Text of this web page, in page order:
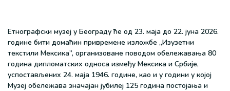
Етнографски музеј у Београду ће од 23. маја до 22. јуна 2026.
године бити домаћин привремене изложбе „Изузетни
текстили Мексика”, организоване поводом обележавања 80
година дипломатских односа између Мексика и Србије,
успостављених 24. маја 1946. године, као и у години у којој
Музеј обележава значајан јубилеј 125 година постојања и